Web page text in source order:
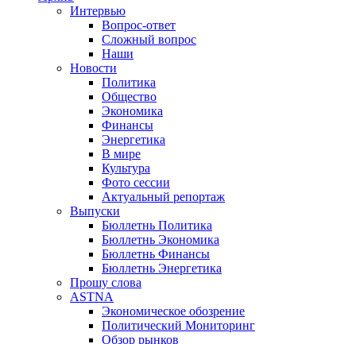
Интервью
Вопрос-ответ
Сложный вопрос
Наши
Новости
Политика
Общество
Экономика
Финансы
Энергетика
В мире
Культура
Фото сессии
Актуальный репортаж
Выпуски
Бюллетнь Политика
Бюллетнь Экономика
Бюллетнь Финансы
Бюллетнь Энергетика
Прошу слова
ASTNA
Экономическое обозрение
Политический Мониторинг
Обзор рынков